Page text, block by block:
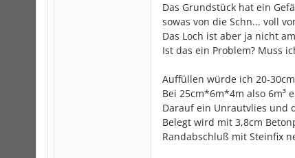
Das Grundstück hat ein
sowas von die Schn... voll
Das Loch ist aber ja nicht
Ist das ein Problem? Muss
Auffüllen würde ich 20-
Bei 25cm*6m*4m also 6m³
Darauf ein Unrautvlies und
Belegt wird mit 3,8cm
Randabschluß mit Steinfix